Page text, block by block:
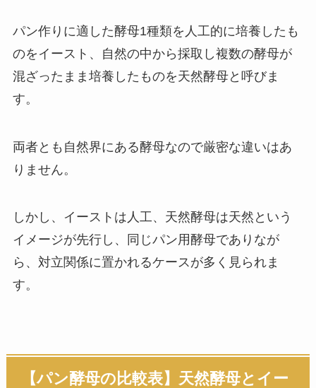
パン作りに適した酵母1種類を人工的に培養したも
のをイースト、自然の中から採取し複数の酵母が
混ざったまま培養したものを天然酵母と呼びま
す。
両者とも自然界にある酵母なので厳密な違いはあ
りません。
しかし、イーストは人工、天然酵母は天然という
イメージが先行し、同じパン用酵母でありなが
ら、対立関係に置かれるケースが多く見られま
す。
【パン酵母の比較表】天然酵母とイー